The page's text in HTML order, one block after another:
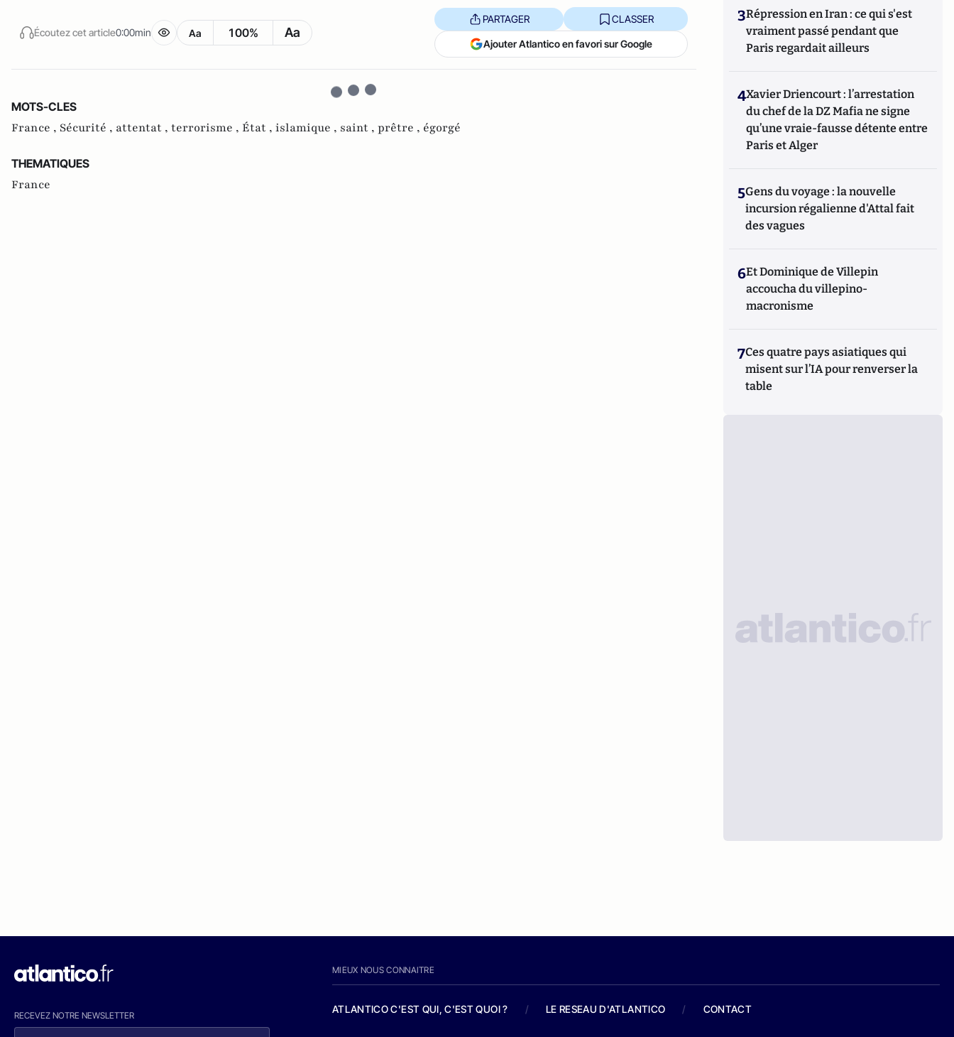
Écoutez cet article0:00min Aa 100% Aa
PARTAGER CLASSER
Ajouter Atlantico en favori sur Google
MOTS-CLES
France , Sécurité , attentat , terrorisme , État , islamique , saint , prêtre , égorgé
THEMATIQUES
France
3Répression en Iran : ce qui s'est
vraiment passé pendant que
Paris regardait ailleurs
4Xavier Driencourt : l’arrestation
du chef de la DZ Mafia ne signe
qu’une vraie-fausse détente entre
Paris et Alger
5Gens du voyage : la nouvelle
incursion régalienne d'Attal fait
des vagues
6Et Dominique de Villepin
accoucha du villepino-
macronisme
7Ces quatre pays asiatiques qui
misent sur l’IA pour renverser la
table
RECEVEZ NOTRE NEWSLETTER
MIEUX NOUS CONNAITRE
ATLANTICO C'EST QUI, C'EST QUOI ? / LE RESEAU D'ATLANTICO / CONTACT